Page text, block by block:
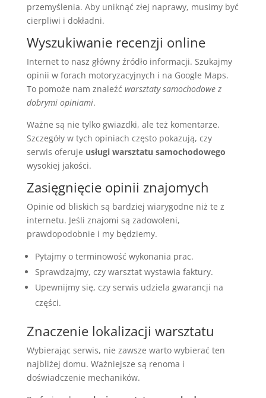
przemyślenia. Aby uniknąć złej naprawy, musimy być
cierpliwi i dokładni.
Wyszukiwanie recenzji online
Internet to nasz główny źródło informacji. Szukajmy
opinii w forach motoryzacyjnych i na Google Maps.
To pomoże nam znaleźć warsztaty samochodowe z
dobrymi opiniami.
Ważne są nie tylko gwiazdki, ale też komentarze.
Szczegóły w tych opiniach często pokazują, czy
serwis oferuje usługi warsztatu samochodowego
wysokiej jakości.
Zasięgnięcie opinii znajomych
Opinie od bliskich są bardziej wiarygodne niż te z
internetu. Jeśli znajomi są zadowoleni,
prawdopodobnie i my będziemy.
Pytajmy o terminowość wykonania prac.
Sprawdzajmy, czy warsztat wystawia faktury.
Upewnijmy się, czy serwis udziela gwarancji na
części.
Znaczenie lokalizacji warsztatu
Wybierając serwis, nie zawsze warto wybierać ten
najbliżej domu. Ważniejsze są renoma i
doświadczenie mechaników.